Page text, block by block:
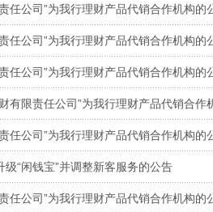
任公司”为我行理财产品代销合作机构的
任公司”为我行理财产品代销合作机构的
任公司”为我行理财产品代销合作机构的
有限责任公司”为我行理财产品代销合作
任公司”为我行理财产品代销合作机构的
“闲钱宝”并调整新客服务的公告
任公司”为我行理财产品代销合作机构的